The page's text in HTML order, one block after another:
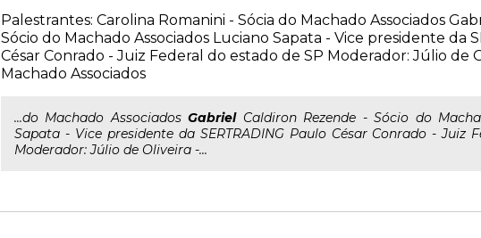
Palestrantes: Carolina Romanini - Sócia do Machado Associados
Sócio do Machado Associados Luciano Sapata - Vice presidente da
César Conrado - Juiz Federal do estado de SP Moderador: Júlio de
Machado Associados
...do Machado AssociadosGabrielCaldiron Rezende - Sócio do
Sapata - Vice presidente da SERTRADING Paulo César Conrado - Juiz
Moderador: Júlio de Oliveira -...